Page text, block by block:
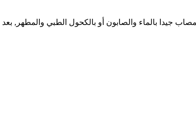
جيدا بالماء والصابون أو بالكحول الطبي والمطهر,